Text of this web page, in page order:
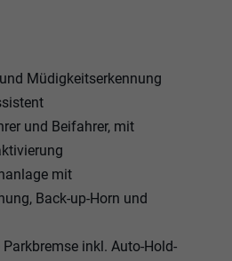
Müdigkeitserkennung
und Beifahrer, mit
mit
Back-up-Horn und
inkl. Auto-Hold-